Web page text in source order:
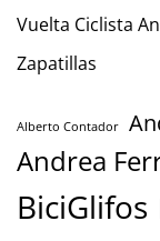
Vuelta Ciclista
Zapatillas
Alberto Contador
Andrea
BiciGlifos